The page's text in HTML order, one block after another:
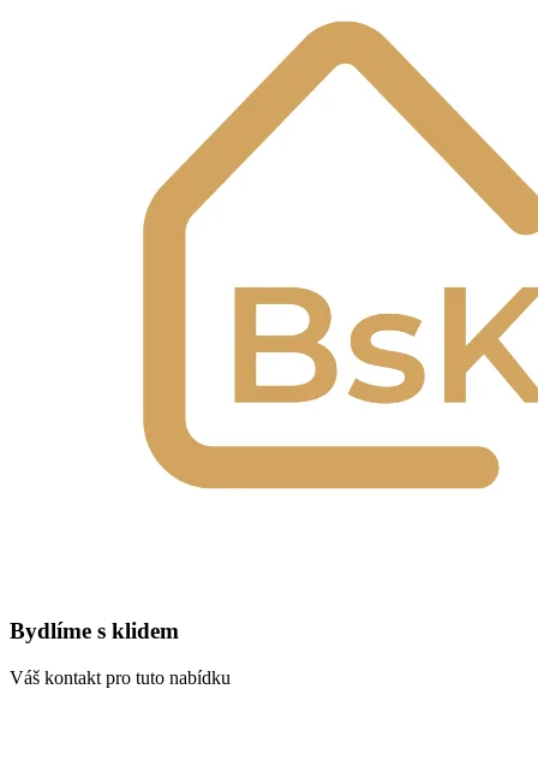
Bydlíme s klidem
Váš kontakt pro tuto nabídku